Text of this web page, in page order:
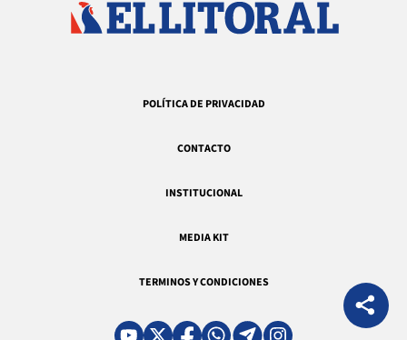
POLÍTICA DE PRIVACIDAD
CONTACTO
INSTITUCIONAL
MEDIA KIT
TERMINOS Y CONDICIONES